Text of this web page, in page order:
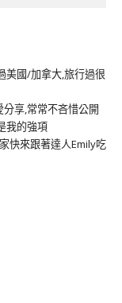
美國/加拿大,旅行過很
享,常常不吝惜公開
我的強項
快來跟著達人Emily吃